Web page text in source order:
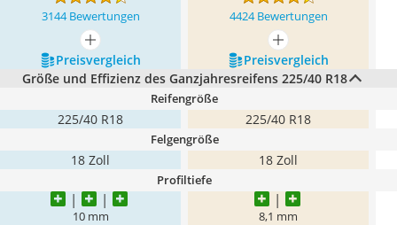
3144 Bewertungen 4424 Bewertungen
mehr anzeigen
mehr anzeigen
Preis­vergleich
Preis­vergleich
Größe und Effizienz des Ganzjahresreifens 225/40 R18
Reifengröße
225/40 R18 225/40 R18
Felgengröße
18 Zoll 18 Zoll
Profiltiefe
10 mm 8,1 mm